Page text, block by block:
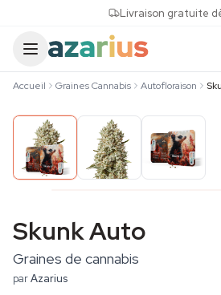
Livraison gratuite
Accueil Graines Cannabis Autofloraison
Skunk Auto
Graines de cannabis
parAzarius